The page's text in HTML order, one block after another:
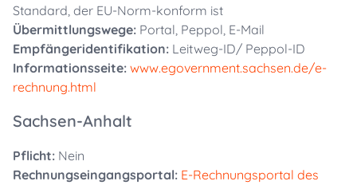
Standard, der EU-Norm-konform ist
Übermittlungswege: Portal, Peppol, E-Mail
Empfängeridentifikation: Leitweg-ID/ Peppol-ID
Informationsseite: www.egovernment.sachsen.de/e-
rechnung.html
Sachsen-Anhalt
Pflicht: Nein
Rechnungseingangsportal: E-Rechnungsportal des